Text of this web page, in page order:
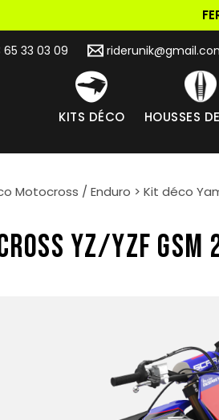
65 33 03 09
KITS DÉCO HOUSSES
Motocross / Enduro > Kit déco
YZ/YZF